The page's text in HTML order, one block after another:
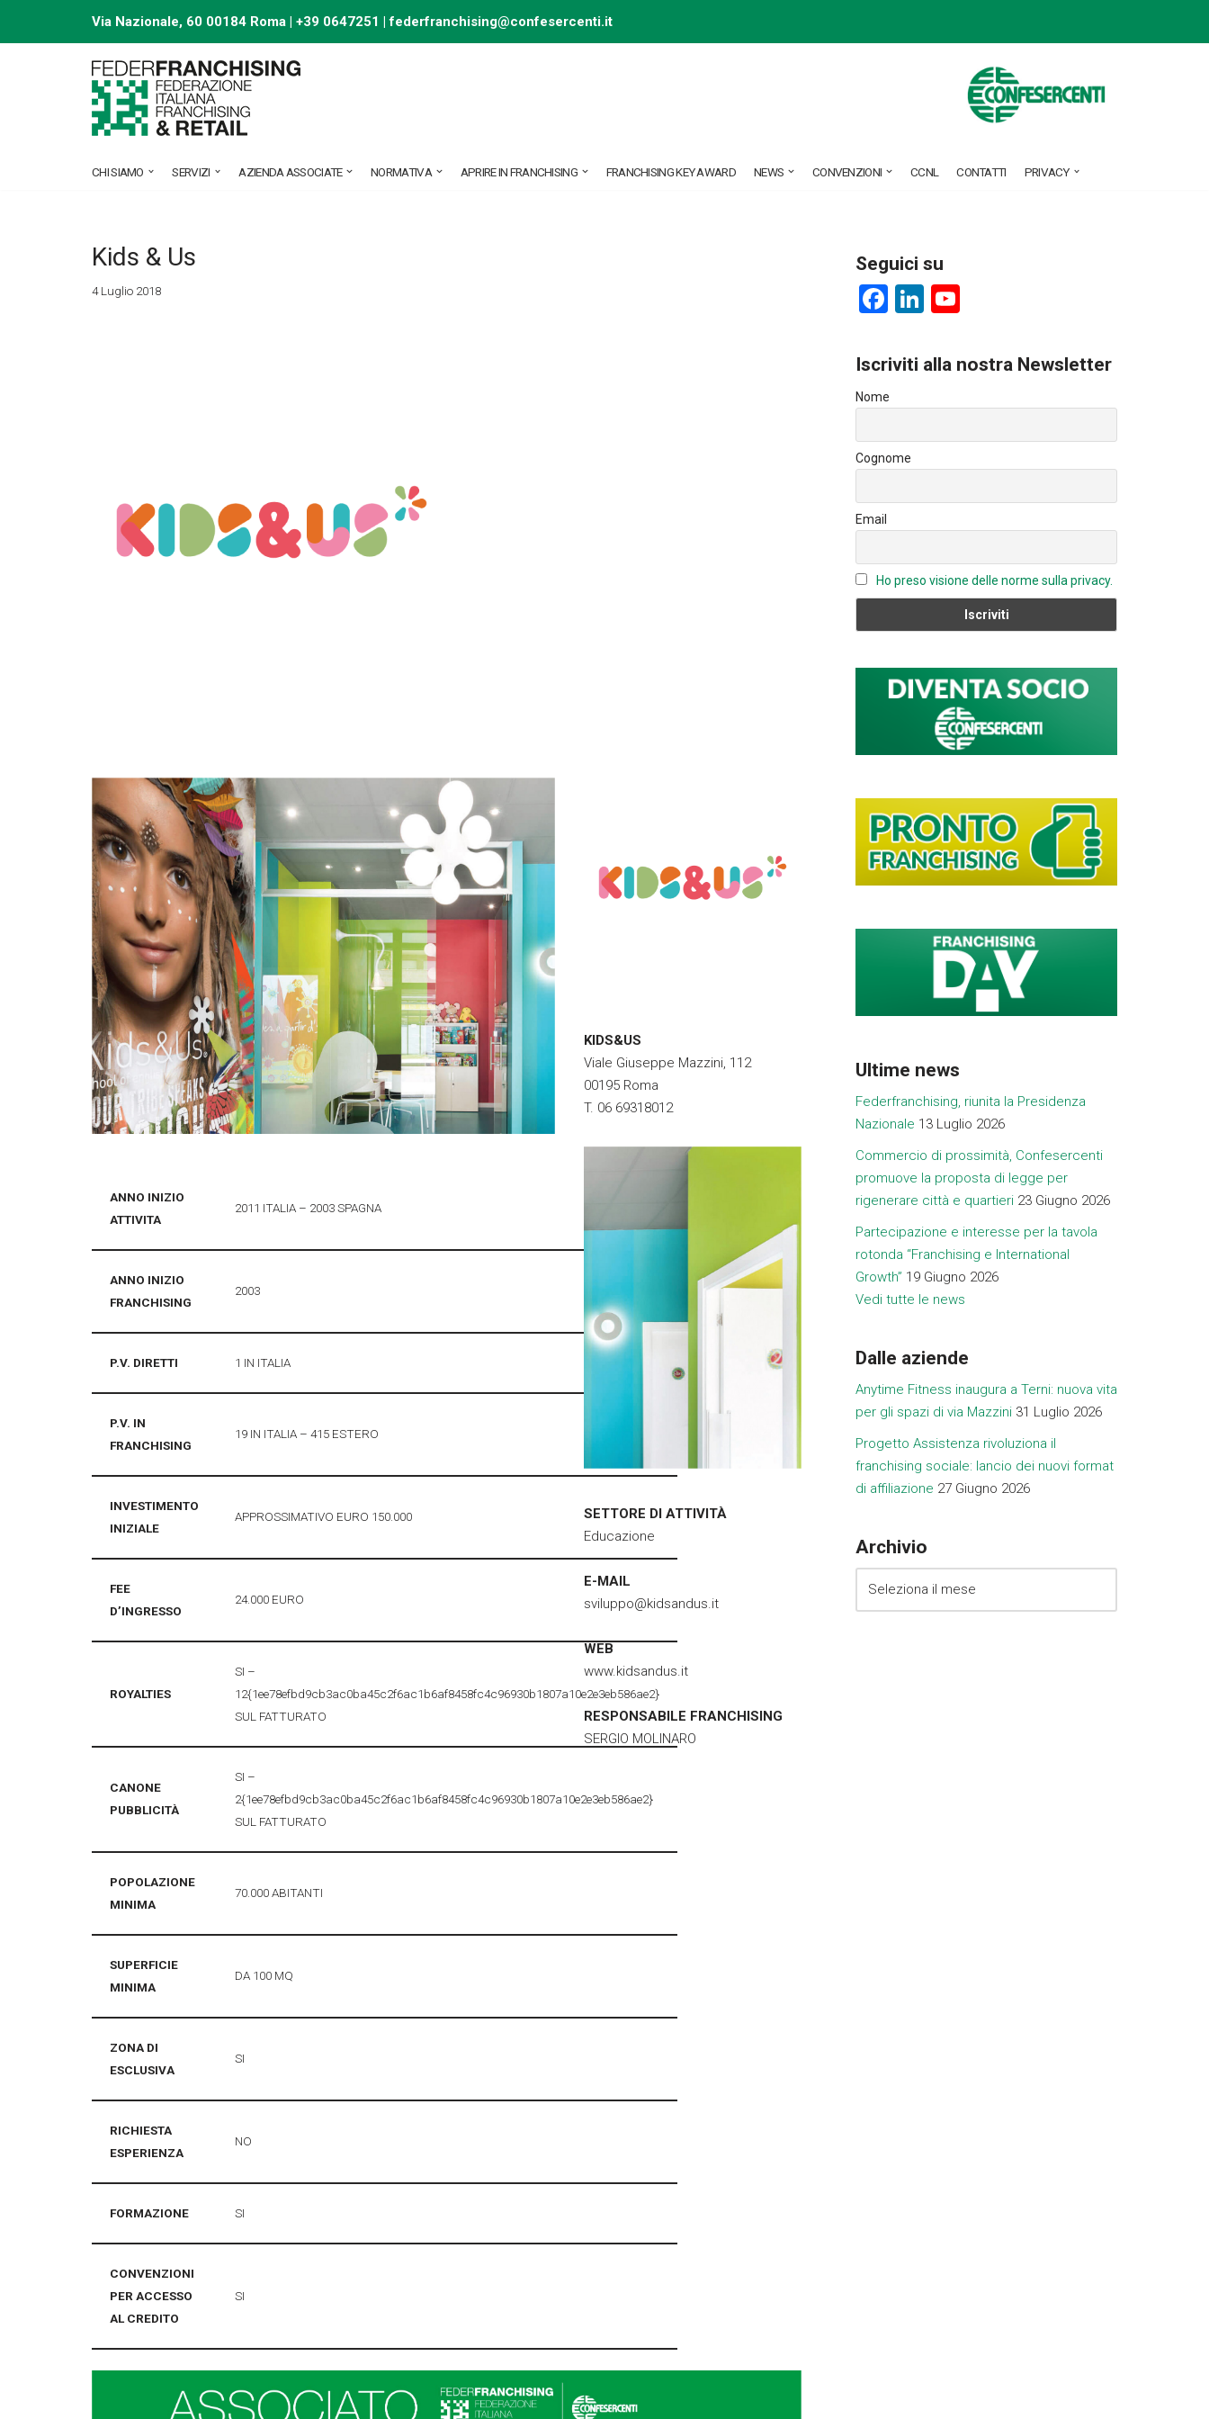
Vai
Via Nazionale, 60 00184 Roma | +39 0647251 |federfranchising@confesercenti.it
CHI SIAMO SERVIZI AZIENDA ASSOCIATE NORMATIVA APRIRE IN FRANCHISING FRANCHISING KEY AWARD NEWS CONVENZIONI CCNL CONTATTI PRIVACY
Kids & Us
4 Luglio 2018
ANNO INIZIO
ATTIVITA
2011 ITALIA – 2003 SPAGNA
ANNO INIZIO
FRANCHISING
2003
P.V. DIRETTI 1 IN ITALIA
P.V. IN
FRANCHISING
19 IN ITALIA – 415 ESTERO
INVESTIMENTO
INIZIALE
APPROSSIMATIVO EURO 150.000
FEE
D’INGRESSO
24.000 EURO
ROYALTIES
SI –
12{1ee78efbd9cb3ac0ba45c2f6ac1b6af8458fc4c96930b1807a10e2e3eb586ae2}
SUL FATTURATO
CANONE
PUBBLICITÀ
SI –
2{1ee78efbd9cb3ac0ba45c2f6ac1b6af8458fc4c96930b1807a10e2e3eb586ae2}
SUL FATTURATO
POPOLAZIONE
MINIMA
70.000 ABITANTI
SUPERFICIE
MINIMA
DA 100 MQ
ZONA DI
ESCLUSIVA
SI
RICHIESTA
ESPERIENZA
NO
FORMAZIONE SI
CONVENZIONI
PER ACCESSO
AL CREDITO
SI
KIDS&US
Viale Giuseppe Mazzini, 112
00195 Roma
T. 06 69318012
SETTORE DI ATTIVITÀ
Educazione
E-MAIL
sviluppo@kidsandus.it
WEB
www.kidsandus.it
RESPONSABILE FRANCHISING
SERGIO MOLINARO
Seguici su
F
ce
o
ok
Li
e
n
u
u
b
e
C
h
a
n
n
Iscriviti alla nostra Newsletter
Nome
Cognome
Email
Ho preso visione delle norme sulla privacy.
Ultime news
Federfranchising, riunita la Presidenza
Nazionale 13 Luglio 2026
Commercio di prossimità, Confesercenti
promuove la proposta di legge per
rigenerare città e quartieri 23 Giugno 2026
Partecipazione e interesse per la tavola
rotonda “Franchising e International
Growth” 19 Giugno 2026
Vedi tutte le news
Dalle aziende
Anytime Fitness inaugura a Terni: nuova vita
per gli spazi di via Mazzini 31 Luglio 2026
Progetto Assistenza rivoluziona il
franchising sociale: lancio dei nuovi format
di affiliazione 27 Giugno 2026
Archivio